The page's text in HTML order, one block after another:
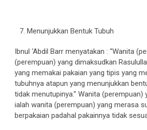
Menunjukkan Bentuk Tubuh
Ibnul ‘Abdil Barr menyatakan : “Wanita
(perempuan) yang dimaksudkan
yang memakai pakaian yang tipis yang
tubuhnya atapun yang menunjukkan
tidak menutupinya.” Wanita (perempuan)
ialah wanita (perempuan) yang merasa
berpakaian padahal pakainnya tidak